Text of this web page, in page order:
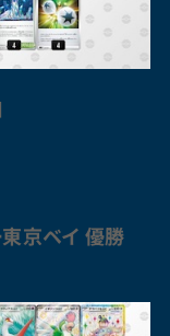
東京ベイ 優勝